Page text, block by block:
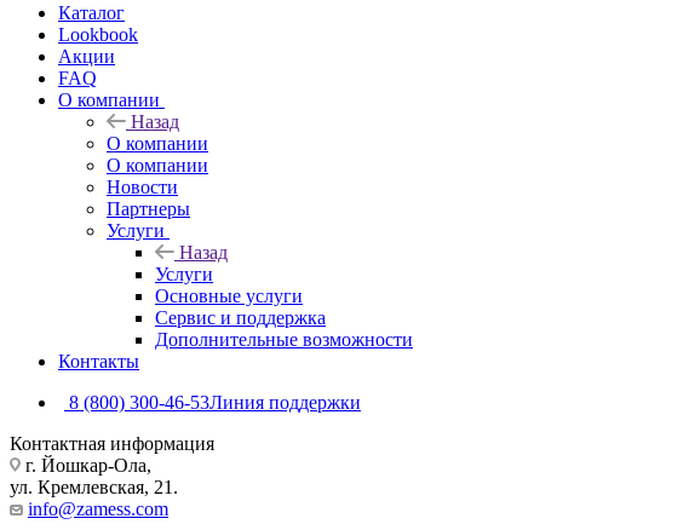
Каталог
Lookbook
Акции
FAQ
О компании
Назад
О компании
О компании
Новости
Партнеры
Услуги
Назад
Услуги
Основные услуги
Сервис и поддержка
Дополнительные возможности
Контакты
8 (800) 300-46-53Линия поддержки
Контактная информация
г. Йошкар-Ола,
ул. Кремлевская, 21.
info@zamess.com